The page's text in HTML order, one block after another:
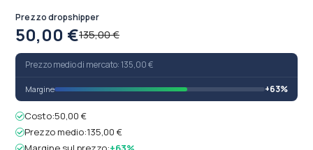
Prezzo dropshipper
50,00 €135,00 €
Prezzo medio di mercato: 135,00 €
Margine +63%
Costo:50,00 €
Prezzo medio:135,00 €